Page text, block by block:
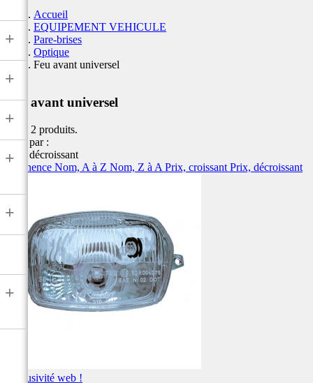
+
+
+
+
+
+
Accueil
EQUIPEMENT VEHICULE
Pare-brises
Optique
Feu avant universel
Feu avant universel
Il y a 2 produits.
Trier par :
Prix, décroissant
Pertinence Nom, A à Z Nom, Z à A Prix, croissant Prix, décroissant
Exclusivité web !